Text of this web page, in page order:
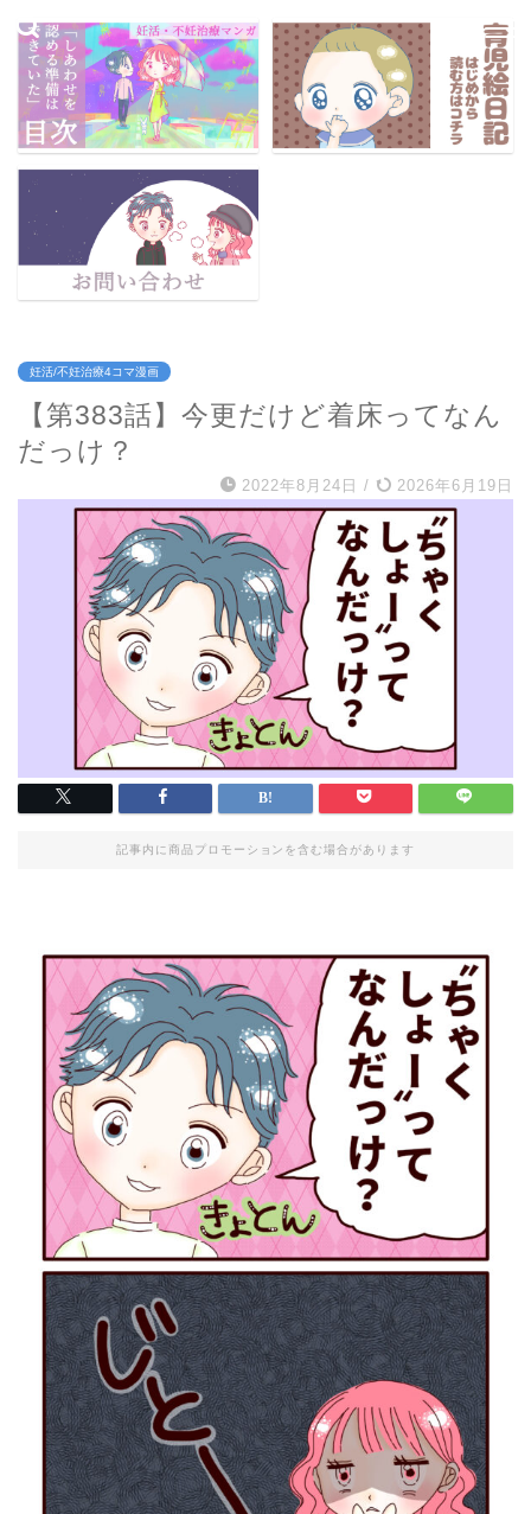
妊活/不妊治療4コマ漫画
【第383話】今更だけど着床ってなん
だっけ？
2022年8月24日 / 2026年6月19日
記事内に商品プロモーションを含む場合があります